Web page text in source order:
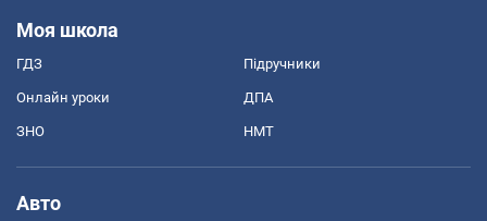
Моя школа
ГДЗ Підручники
Онлайн уроки ДПА
ЗНО НМТ
Авто